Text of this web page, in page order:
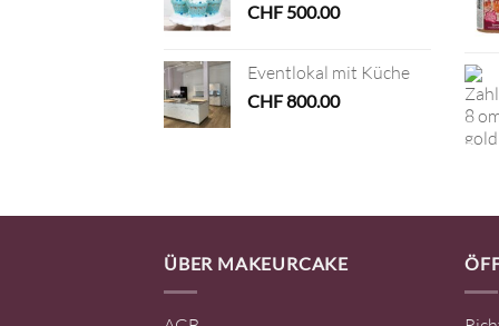
CHF500.00
Eventlokal mit Küche
CHF800.00
ÜBER MAKEURCAKE